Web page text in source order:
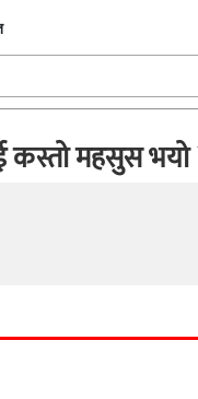
कस्तो महसुस भयो